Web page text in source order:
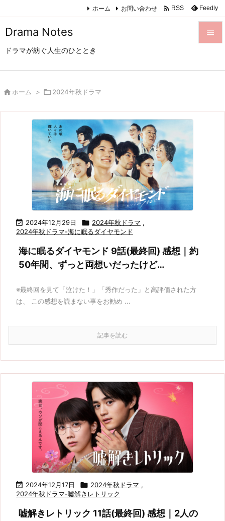
Drama Notes
ドラマが紡ぐ人生のひととき

ホーム お問い合わせ  RSS Feedly
 ホーム > 2024年秋ドラマ
 2024年12月29日  2024年秋ドラマ ,
2024年秋ドラマ-海に眠るダイヤモンド
海に眠るダイヤモンド 9話(最終回) 感想｜約
50年間、ずっと両想いだったけど…
※最終回を見て「泣けた！」「秀作だった」と高評価された方
は、 この感想を読まない事をお勧め ...
記事を読む
 2024年12月17日  2024年秋ドラマ ,
2024年秋ドラマ-嘘解きレトリック
嘘解きレトリック 11話(最終回) 感想｜2人の